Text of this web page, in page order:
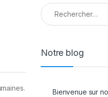
Rechercher :
Notre blog
Bienvenue sur